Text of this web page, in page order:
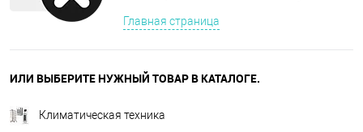
Главная страница
ИЛИ ВЫБЕРИТЕ НУЖНЫЙ ТОВАР В КАТАЛОГЕ.
Климатическая техника